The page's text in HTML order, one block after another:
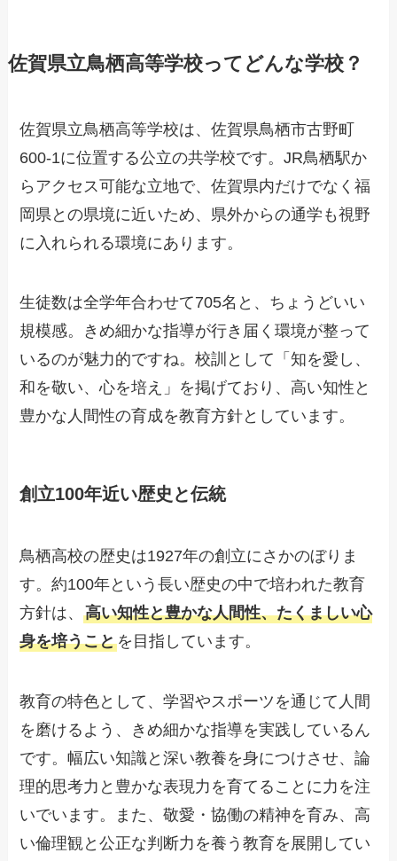
佐賀県立鳥栖高等学校ってどんな学校？
佐賀県立鳥栖高等学校は、佐賀県鳥栖市古野町
600-1に位置する公立の共学校です。JR鳥栖駅か
らアクセス可能な立地で、佐賀県内だけでなく福
岡県との県境に近いため、県外からの通学も視野
に入れられる環境にあります。
生徒数は全学年合わせて705名と、ちょうどいい
規模感。きめ細かな指導が行き届く環境が整って
いるのが魅力的ですね。校訓として「知を愛し、
和を敬い、心を培え」を掲げており、高い知性と
豊かな人間性の育成を教育方針としています。
創立100年近い歴史と伝統
鳥栖高校の歴史は1927年の創立にさかのぼりま
す。約100年という長い歴史の中で培われた教育
方針は、高い知性と豊かな人間性、たくましい心
身を培うことを目指しています。
教育の特色として、学習やスポーツを通じて人間
を磨けるよう、きめ細かな指導を実践しているん
です。幅広い知識と深い教養を身につけさせ、論
理的思考力と豊かな表現力を育てることに力を注
いでいます。また、敬愛・協働の精神を育み、高
い倫理観と公正な判断力を養う教育を展開してい